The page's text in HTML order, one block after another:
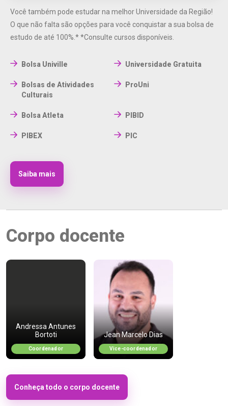
Você também pode estudar na melhor Universidade da Região!
O que não falta são opções para você conquistar a sua bolsa de
estudo de até 100%.**Consulte cursos disponíveis.
Bolsa Univille Universidade Gratuita
Bolsas de Atividades
Culturais
ProUni
Bolsa Atleta PIBID
PIBEX PIC
Saiba mais
Corpo docente
Andressa Antunes
Bortoti
Coordenador
Jean Marcelo Dias
Vice-coordenador
Conheça todo o corpo docente